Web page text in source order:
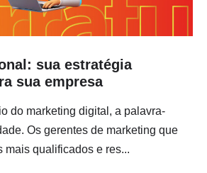
sua estratégia
sua empresa
do marketing digital, a palavra-
Os gerentes de marketing que
mais qualificados e res...